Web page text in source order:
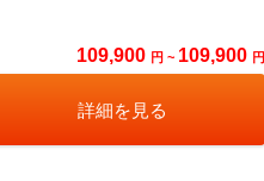
109,900 円 ~ 109,900 円
詳細を見る